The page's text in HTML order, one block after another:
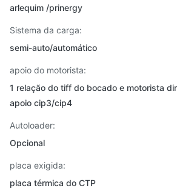
arlequim /prinergy
Sistema da carga:
semi-auto/automático
apoio do motorista:
1 relação do tiff do bocado e motorista
apoio cip3/cip4
Autoloader:
Opcional
placa exigida:
placa térmica do CTP